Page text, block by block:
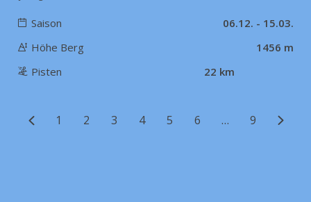
Saison
06.12. - 15.03.
Höhe Berg
1456 m
Pisten
22 km
1 2 3 4 5 6 … 9